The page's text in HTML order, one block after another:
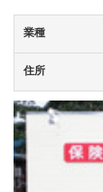
業種
住所